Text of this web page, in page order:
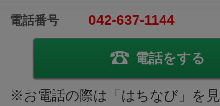
電話番号 042-637-1144
電話をする
※お電話の際は「はちなび」を